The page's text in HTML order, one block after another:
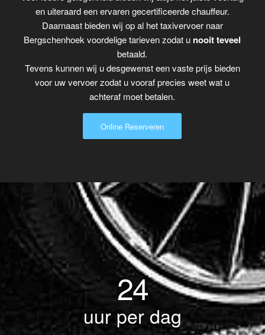
en uiteraard een ervaren gecertificeerde chauffeur.
Daarnaast bieden wij op al het taxivervoer naar
Bergschenhoek voordelige tarieven zodat u nooit teveel
betaald.
Tevens kunnen wij u desgewenst een vaste prijs bieden
voor uw vervoer zodat u vooraf precies weet wat u
achteraf moet betalen.
Online Reserveren
24
uur per dag